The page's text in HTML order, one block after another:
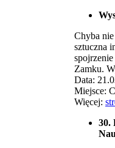
Chyba
sztuczna
Zamku.
Data:
Miejsce:
Więcej:
30.